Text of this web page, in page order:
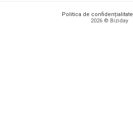
Politica de confidențialitate
2026 © Biziday